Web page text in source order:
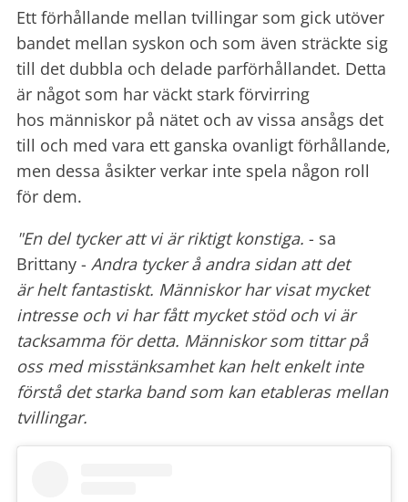
Ett förhållande mellan tvillingar som gick utöver
bandet mellan syskon och som även sträckte sig
till det dubbla och delade parförhållandet. Detta
är något som har väckt stark förvirring
hos människor på nätet och av vissa ansågs det
till och med vara ett ganska ovanligt förhållande,
men dessa åsikter verkar inte spela någon roll
för dem.
"En del tycker att vi är riktigt konstiga. - sa
Brittany - Andra tycker å andra sidan att det
är helt fantastiskt. Människor har visat mycket
intresse och vi har fått mycket stöd och vi är
tacksamma för detta. Människor som tittar på
oss med misstänksamhet kan helt enkelt inte
förstå det starka band som kan etableras mellan
tvillingar.